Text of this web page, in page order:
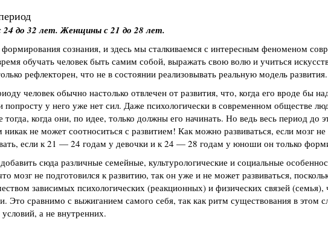
до 32 лет. Женщины с 21 до 28 лет.
сознания, и здесь мы сталкиваемся с интересным феноменом
обучать человек быть самим собой, выражать свою волю и учиться
рефлекторен, что не в состоянии реализовывать реальную модель развития.
человек обычно настолько отвлечен от развития, что, когда его вроде бы
попросту у него уже нет сил. Даже психологически в современном обществе
тогда, когда они, по идее, только должны его начинать. Но ведь весь период до
никак не может соотноситься с развитием! Как можно развиваться, если мозг
если к 21 — 24 годам у девочки и к 24 — 28 годам у юноши он только
сюда различные семейные, культурологические и социальные
мозг не подготовился к развитию, так он уже и не может развиваться,
зависимых психологических (реакционных) и физических связей (семья),
Это сравнимо с выжиганием самого себя, так как ритм существования в этом
а не внутренних.